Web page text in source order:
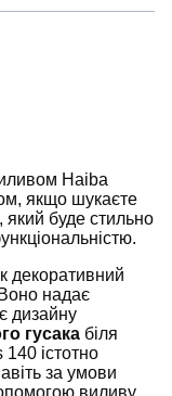
Haiba
якщо шукаєте
, який буде стильно
декоративний
надає
дизайну
гусака біля
істотно
за умови